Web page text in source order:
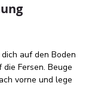
dich auf den Boden
Fersen. Beuge
vorne und lege